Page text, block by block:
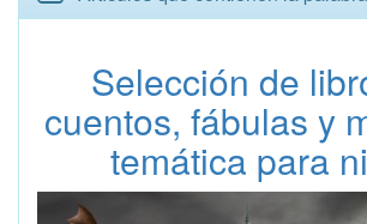
Selección de
cuentos, fábulas y
temática para